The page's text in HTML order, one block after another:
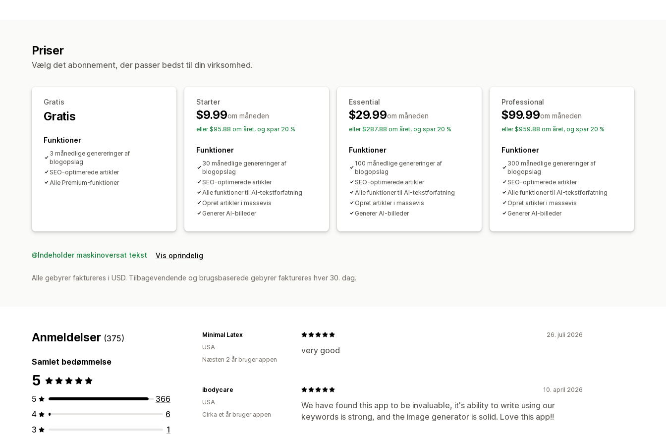
Priser
Vælg det abonnement, der passer bedst til din virksomhed.
Gratis
Gratis
Funktioner
3 månedlige genereringer af
blogopslag
SEO-optimerede artikler
Alle Premium-funktioner
Starter
$9.99om måneden
eller $95.88 om året, og spar 20 %
Funktioner
30 månedlige genereringer af
blogopslag
SEO-optimerede artikler
Alle funktioner til AI-tekstforfatning
Opret artikler i massevis
Generer AI-billeder
Essential
$29.99om måneden
eller $287.88 om året, og spar 20 %
Funktioner
100 månedlige genereringer af
blogopslag
SEO-optimerede artikler
Alle funktioner til AI-tekstforfatning
Opret artikler i massevis
Generer AI-billeder
Professional
$99.99om måneden
eller $959.88 om året, og spar 20 %
Funktioner
300 månedlige genereringer af
blogopslag
SEO-optimerede artikler
Alle funktioner til AI-tekstforfatning
Opret artikler i massevis
Generer AI-billeder
Indeholder maskinoversat tekst Vis oprindelig
Alle gebyrer faktureres i USD. Tilbagevendende og brugsbaserede gebyrer faktureres hver 30. dag.
Anmeldelser (375)
Samlet bedømmelse
5
5
366
4
6
3
1
26. juli 2026
very good
Minimal Latex
USA
Næsten 2 år bruger appen
10. april 2026
We have found this app to be invaluable, it's ability to write using our
keywords is strong, and the image generator is solid. Love this app!!
ibodycare
USA
Cirka et år bruger appen